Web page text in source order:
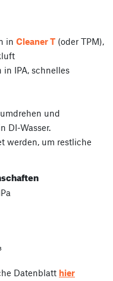
in Cleaner T (oder TPM),
in IPA, schnelles
und
DI-Wasser.
werden, um restliche
Datenblatt hier